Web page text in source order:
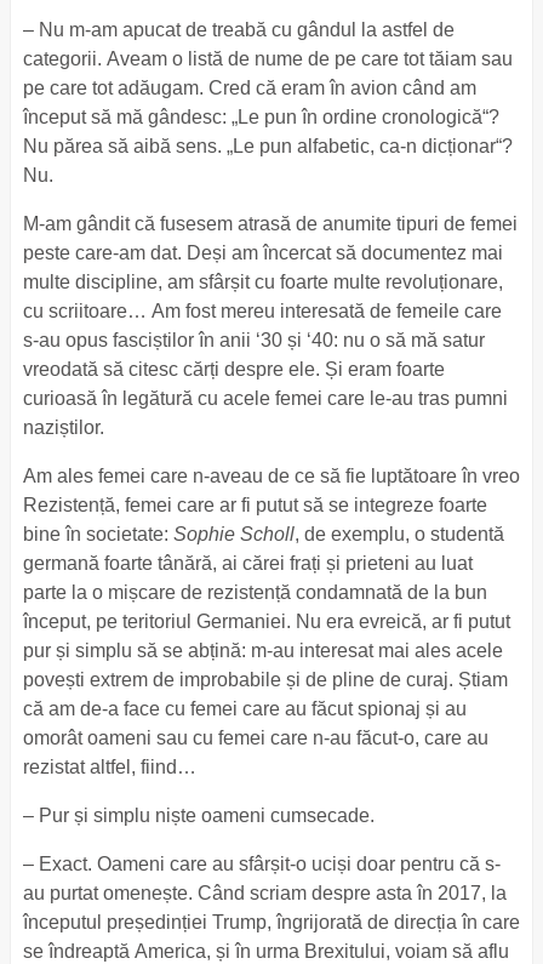
– Nu m-am apucat de treabă cu gândul la astfel de
categorii. Aveam o listă de nume de pe care tot tăiam sau
pe care tot adăugam. Cred că eram în avion când am
început să mă gândesc: „Le pun în ordine cronologică“?
Nu părea să aibă sens. „Le pun alfabetic, ca-n dicționar“?
Nu.
M-am gândit că fusesem atrasă de anumite tipuri de femei
peste care-am dat. Deși am încercat să documentez mai
multe discipline, am sfârșit cu foarte multe revoluționare,
cu scriitoare… Am fost mereu interesată de femeile care
s-au opus fasciștilor în anii ‘30 și ‘40: nu o să mă satur
vreodată să citesc cărți despre ele. Și eram foarte
curioasă în legătură cu acele femei care le-au tras pumni
naziștilor.
Am ales femei care n-aveau de ce să fie luptătoare în vreo
Rezistență, femei care ar fi putut să se integreze foarte
bine în societate: Sophie Scholl, de exemplu, o studentă
germană foarte tânără, ai cărei frați și prieteni au luat
parte la o mișcare de rezistență condamnată de la bun
început, pe teritoriul Germaniei. Nu era evreică, ar fi putut
pur și simplu să se abțină: m-au interesat mai ales acele
povești extrem de improbabile și de pline de curaj. Știam
că am de-a face cu femei care au făcut spionaj și au
omorât oameni sau cu femei care n-au făcut-o, care au
rezistat altfel, fiind…
– Pur și simplu niște oameni cumsecade.
– Exact. Oameni care au sfârșit-o uciși doar pentru că s-
au purtat omenește. Când scriam despre asta în 2017, la
începutul președinției Trump, îngrijorată de direcția în care
se îndreaptă America, și în urma Brexitului, voiam să aflu